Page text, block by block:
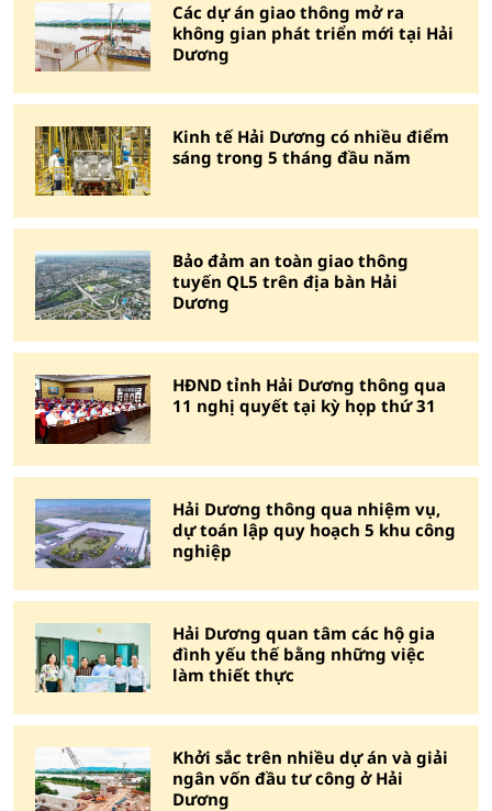
Các dự án giao thông mở ra
không gian phát triển mới tại Hải
Dương
Kinh tế Hải Dương có nhiều điểm
sáng trong 5 tháng đầu năm
Bảo đảm an toàn giao thông
tuyến QL5 trên địa bàn Hải
Dương
HĐND tỉnh Hải Dương thông qua
11 nghị quyết tại kỳ họp thứ 31
Hải Dương thông qua nhiệm vụ,
dự toán lập quy hoạch 5 khu công
nghiệp
Hải Dương quan tâm các hộ gia
đình yếu thế bằng những việc
làm thiết thực
Khởi sắc trên nhiều dự án và giải
ngân vốn đầu tư công ở Hải
Dương